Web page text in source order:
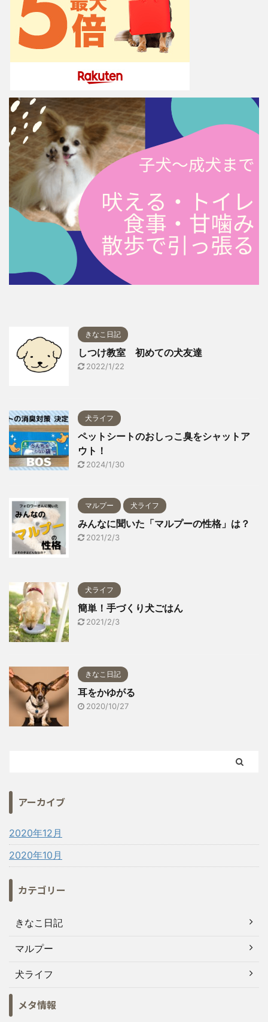
きなこ日記
しつけ教室 初めての犬友達
2022/1/22
犬ライフ
ペットシートのおしっこ臭をシャットア
ウト！
2024/1/30
マルプー 犬ライフ
みんなに聞いた「マルプーの性格」は？
2021/2/3
犬ライフ
簡単！手づくり犬ごはん
2021/2/3
きなこ日記
耳をかゆがる
2020/10/27
アーカイブ
2020年12月
2020年10月
カテゴリー
きなこ日記
マルプー
犬ライフ
メタ情報